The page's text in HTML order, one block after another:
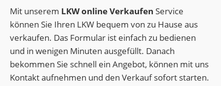
Halle (Saale) : Eine Stadt nordwestlich von
Leipzig, etwa 40 km entfernt.
Borna: Eine Stadt südlich von Leipzig, etwa 30
km entfernt.
bedeutender Knotenpunkt für den
Schienengüterverkehr, was den Güterverkehr
erleichtert.
Flughafenanbindung: DerFlughafen
Leipzig/Halle (LEJ) ist ein wichtiger
Verkehrsknotenpunkt und liegt nur etwa 20 km
Mit unserem LKW online Verkaufen Service
können Sie Ihren LKW bequem von zu Hause aus
verkaufen. Das Formular ist einfach zu bedienen
und in wenigen Minuten ausgefüllt. Danach
bekommen Sie schnell ein Angebot, können mit uns
Kontakt aufnehmen und den Verkauf sofort starten.